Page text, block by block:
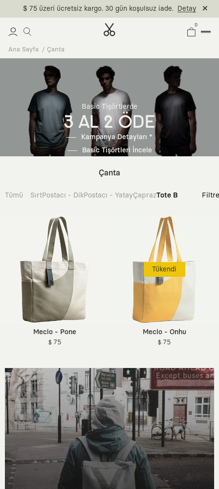
$ 75 üzeri ücretsiz kargo. 30 gün koşulsuz iade. Detay
0
Ana Sayfa Çanta
Basic Tişörtlerde
3 AL 2 ÖDE
Kampanya Detayları *
Basic Tişörtleri İncele
Çanta
Tümü SırtPostacı - DikPostacı - YatayÇaprazTote Bag Filtre
Meclo - Pone
$ 75
Tükendi
Meclo - Onhu
$ 75